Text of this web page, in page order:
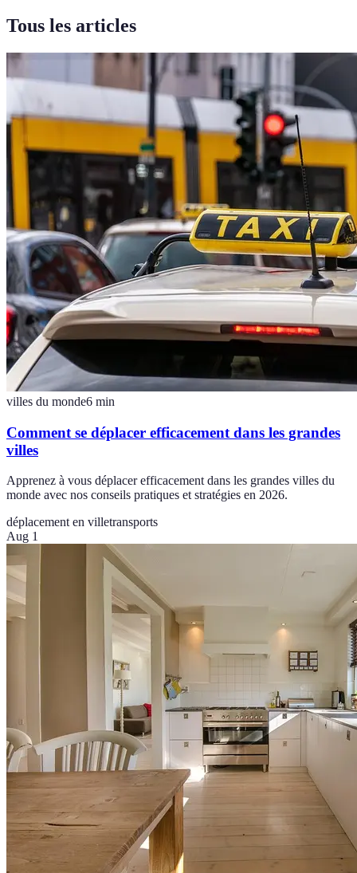
Tous les articles
villes du monde6 min
Comment se déplacer efficacement dans les grandes
villes
Apprenez à vous déplacer efficacement dans les grandes villes du
monde avec nos conseils pratiques et stratégies en 2026.
déplacement en villetransports
Aug 1